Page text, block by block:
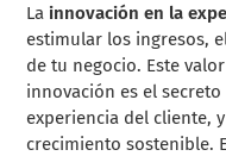
La innovación en la
estimular los ingresos,
de tu negocio. Este
innovación es el
experiencia del cliente,
crecimiento sostenible.